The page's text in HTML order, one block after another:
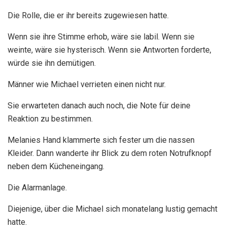
Die Rolle, die er ihr bereits zugewiesen hatte.
Wenn sie ihre Stimme erhob, wäre sie labil. Wenn sie
weinte, wäre sie hysterisch. Wenn sie Antworten forderte,
würde sie ihn demütigen.
Männer wie Michael verrieten einen nicht nur.
Sie erwarteten danach auch noch, die Note für deine
Reaktion zu bestimmen.
Melanies Hand klammerte sich fester um die nassen
Kleider. Dann wanderte ihr Blick zu dem roten Notrufknopf
neben dem Kücheneingang.
Die Alarmanlage.
Diejenige, über die Michael sich monatelang lustig gemacht
hatte.